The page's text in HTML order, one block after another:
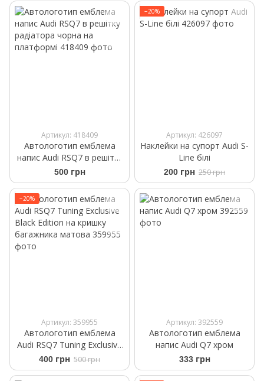
Артикул: 418409
Автологотип емблема
напис Audi RSQ7 в решітку
радіатора чорна на
платформі
500 грн
−20%
Артикул: 426097
Наклейки на супорт Audi S-
Line білі
200 грн 250 грн
−20%
Артикул: 359955
Автологотип емблема
Audi RSQ7 Tuning Exclusive
Black Edition на кришку
багажника матова
400 грн 500 грн
Артикул: 392559
Автологотип емблема
напис Audi Q7 хром
333 грн